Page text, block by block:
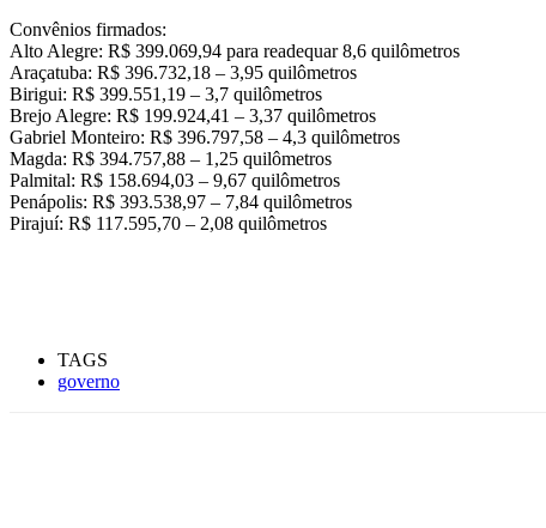
Convênios firmados:
Alto Alegre: R$ 399.069,94 para readequar 8,6 quilômetros
Araçatuba: R$ 396.732,18 – 3,95 quilômetros
Birigui: R$ 399.551,19 – 3,7 quilômetros
Brejo Alegre: R$ 199.924,41 – 3,37 quilômetros
Gabriel Monteiro: R$ 396.797,58 – 4,3 quilômetros
Magda: R$ 394.757,88 – 1,25 quilômetros
Palmital: R$ 158.694,03 – 9,67 quilômetros
Penápolis: R$ 393.538,97 – 7,84 quilômetros
Pirajuí: R$ 117.595,70 – 2,08 quilômetros
TAGS
governo